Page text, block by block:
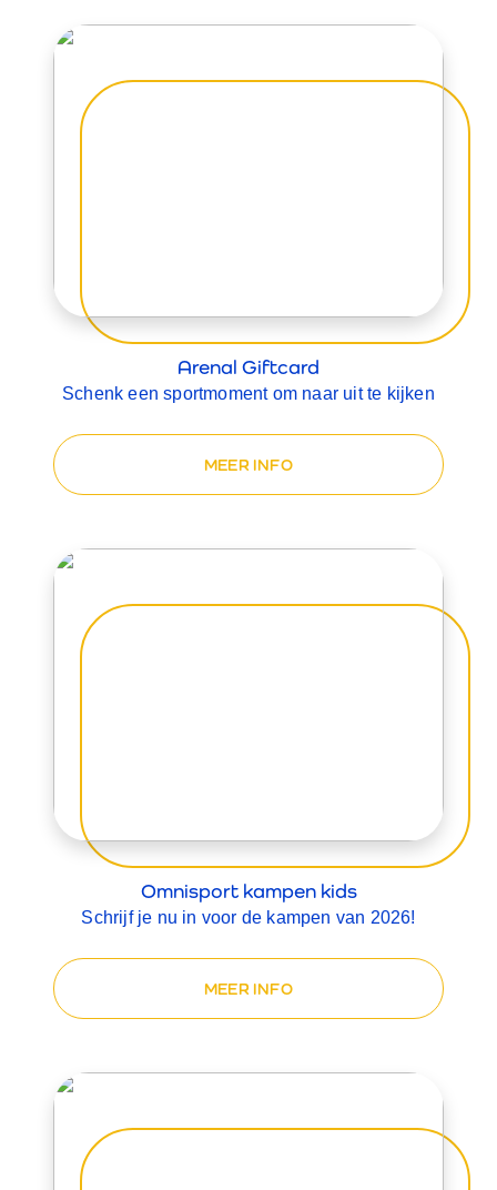
Arenal Giftcard
Schenk een sportmoment om naar uit te kijken
MEER INFO
Omnisport kampen kids
Schrijf je nu in voor de kampen van 2026!
MEER INFO